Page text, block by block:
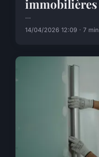
immobilières
...
14/04/2026 12:09 · 7 min